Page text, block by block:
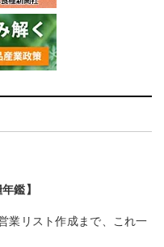
鑑】
業リスト作成まで、これ一